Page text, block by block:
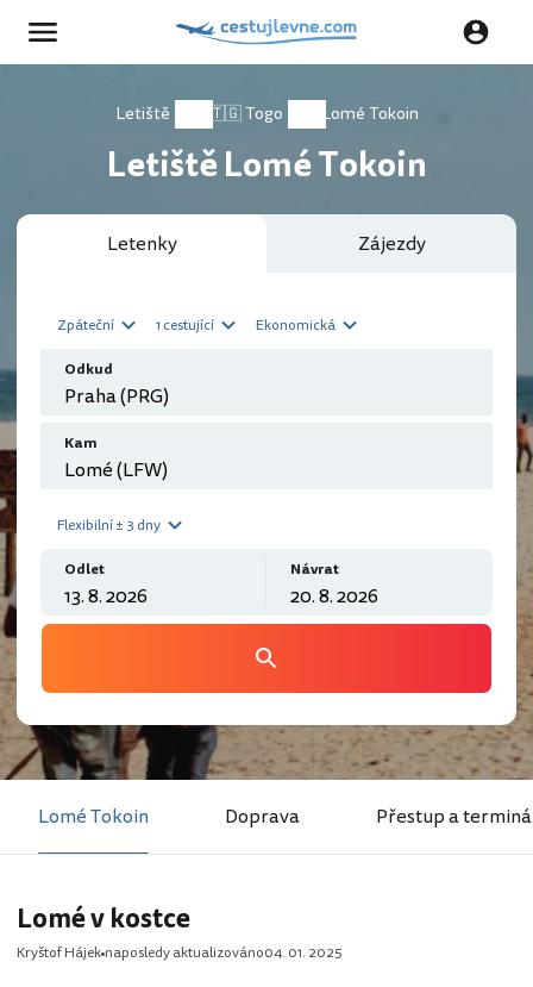
Letiště 🇹🇬 Togo Lomé Tokoin
Letiště Lomé Tokoin
Letenky Zájezdy
Zpáteční 1 cestující Ekonomická
Odkud
Kam
Flexibilní ± 3 dny
Odlet Návrat
Lomé Tokoin Doprava Přestup a
Lomé v kostce
Kryštof Hájek naposledy aktualizováno04. 01. 2025